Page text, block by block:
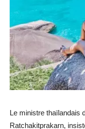
Le ministre thaïlandais
Ratchakitprakarn,